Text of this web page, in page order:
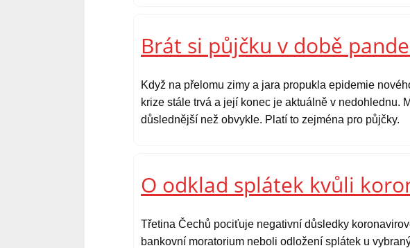
Brát si půjčku v době
Když na přelomu zimy a jara propukla epidemie
krize stále trvá a její konec je aktuálně v nedohlednu.
důslednější než obvykle. Platí to zejména pro půjčky.
O odklad splátek kvůli
Třetina Čechů pociťuje negativní důsledky
bankovní moratorium neboli odložení splátek u